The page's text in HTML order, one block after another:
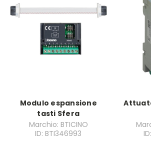
Modulo espansione
tasti Sfera
Marchio: BTICINO
ID: BTI346993